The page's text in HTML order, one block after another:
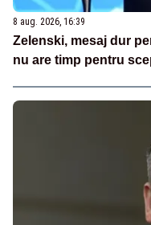
8 aug. 2026, 16:39
Zelenski, mesaj dur
nu are timp pentru